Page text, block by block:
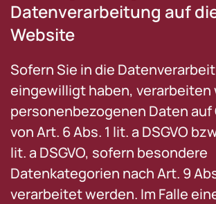
Datenverarbeitung auf
Website
Sofern Sie in die
eingewilligt haben, verarbeiten
personenbezogenen Daten auf
von Art. 6 Abs. 1 lit. a DSGVO
lit. a DSGVO, sofern besondere
Datenkategorien nach Art. 9
verarbeitet werden. Im Falle